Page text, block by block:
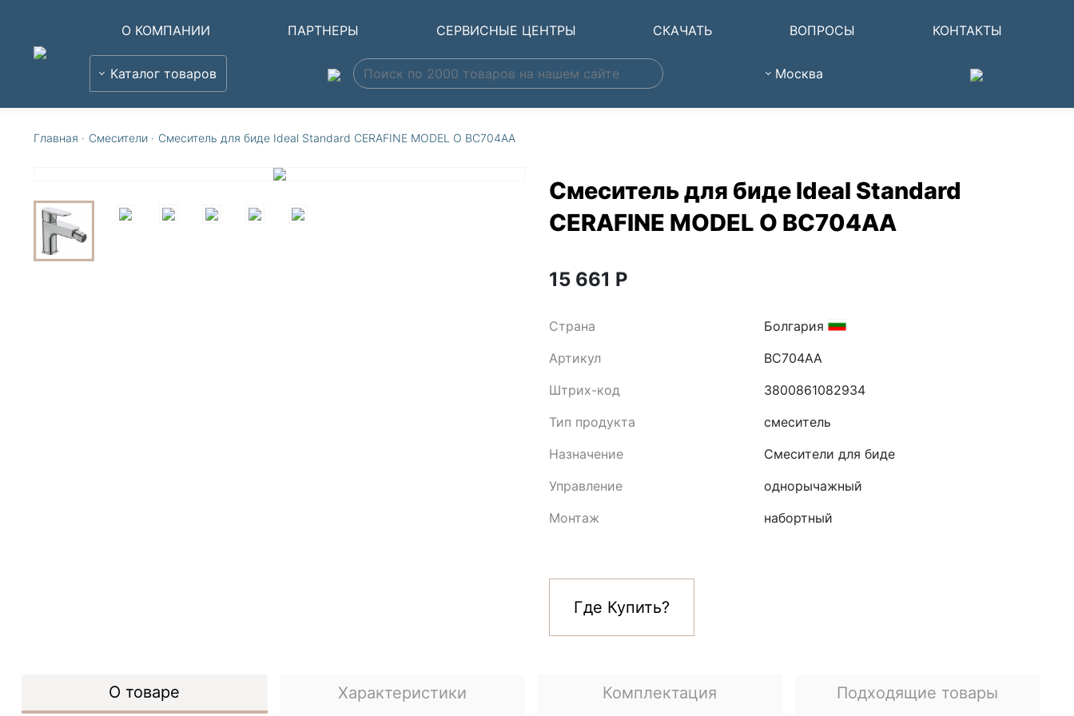
О КОМПАНИИ ПАРТНЕРЫ СЕРВИСНЫЕ ЦЕНТРЫ СКАЧАТЬ ВОПРОСЫ КОНТАКТЫ
Каталог товаров Москва
Главная · Смесители · Смеситель для биде Ideal Standard CERAFINE MODEL O BC704AA
Смеситель для биде Ideal Standard
CERAFINE MODEL O BC704AA
15 661 Р
Страна
Болгария
Артикул
BC704AA
Штрих-код
3800861082934
Тип продукта
смеситель
Назначение
Смесители для биде
Управление
однорычажный
Монтаж
набортный
Где Купить?
О товаре Характеристики Комплектация Подходящие товары